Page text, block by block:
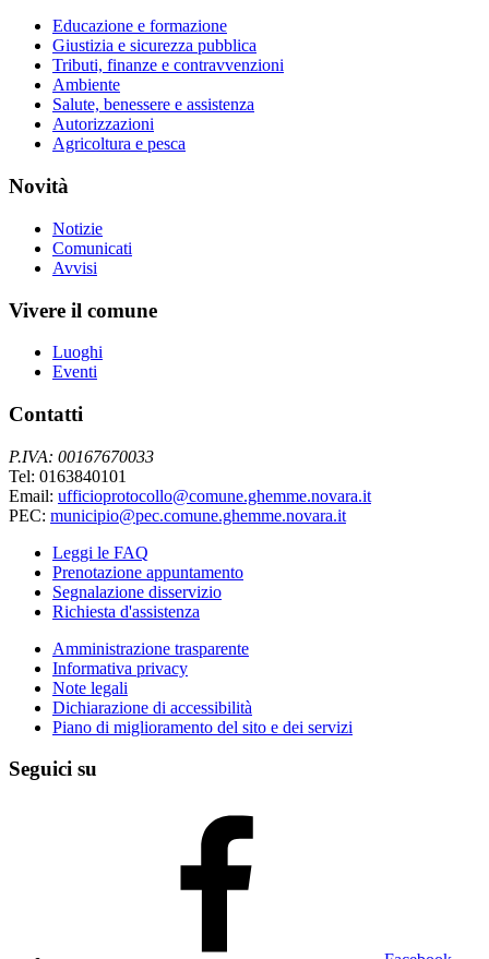
Educazione e formazione
Giustizia e sicurezza pubblica
Tributi, finanze e contravvenzioni
Ambiente
Salute, benessere e assistenza
Autorizzazioni
Agricoltura e pesca
Novità
Notizie
Comunicati
Avvisi
Vivere il comune
Luoghi
Eventi
Contatti
P.IVA: 00167670033
Tel: 0163840101
Email: ufficioprotocollo@comune.ghemme.novara.it
PEC: municipio@pec.comune.ghemme.novara.it
Leggi le FAQ
Prenotazione appuntamento
Segnalazione disservizio
Richiesta d'assistenza
Amministrazione trasparente
Informativa privacy
Note legali
Dichiarazione di accessibilità
Piano di miglioramento del sito e dei servizi
Seguici su